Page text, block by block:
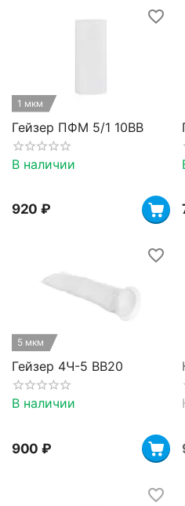
1 мкм
Гейзер ПФМ 5/1 10BB
В наличии
‍920‍ ₽
5 мкм
Гейзер 4Ч-5 BB20
В наличии
‍900‍ ₽